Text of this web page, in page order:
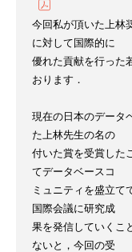
今回私が頂いた上林
に対して国際的に
優れた貢献を行った
おります．
現在の日本のデータ
た上林先生の名の
付いた賞を受賞した
てデータベースコ
ミュニティを盛立て
国際会議に研究成
果を発信していくこ
ないと，今回の受